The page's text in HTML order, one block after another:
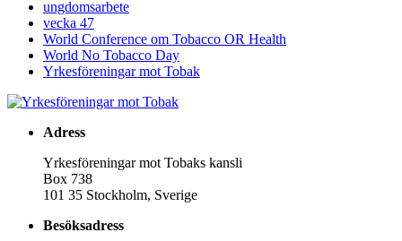
ungdomsarbete
vecka 47
World Conference om Tobacco OR Health
World No Tobacco Day
Yrkesföreningar mot Tobak
Adress
Yrkesföreningar mot Tobaks kansli
Box 738
101 35 Stockholm, Sverige
Besöksadress